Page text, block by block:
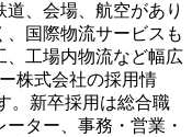
、会場、航空があり
、国際物流サービスも
、工場内物流など幅広
株式会社の採用情
。新卒採用は総合職
ター、事務・営業・